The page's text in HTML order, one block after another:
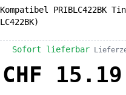
Kompatibel PRIBLC422BK
LC422BK)
Sofort lieferbar
CHF 15.19